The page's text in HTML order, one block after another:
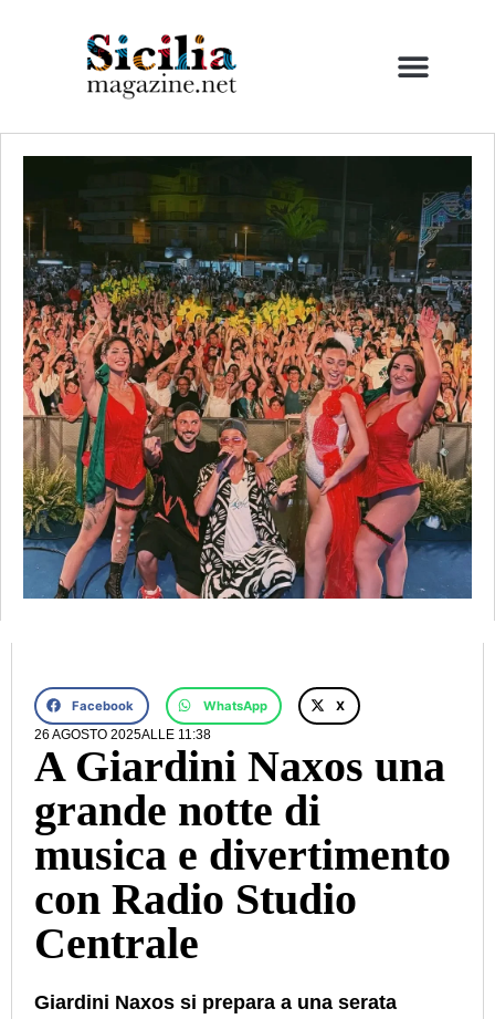
Facebook WhatsApp
X
26 AGOSTO 2025ALLE 11:38
A Giardini Naxos una
grande notte di
musica e divertimento
con Radio Studio
Centrale
Giardini Naxos si prepara a una serata